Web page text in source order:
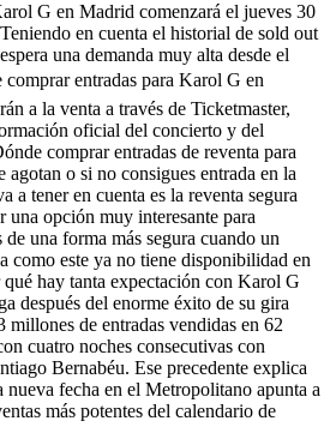
G en Madrid comenzará el jueves 30
en cuenta el historial de sold out
una demanda muy alta desde el
entradas para Karol G en
a la venta a través de Ticketmaster,
oficial del concierto y del
comprar entradas de reventa para
agotan o si no consigues entrada en la
a tener en cuenta es la reventa segura
una opción muy interesante para
una forma más segura cuando un
como este ya no tiene disponibilidad en
hay tanta expectación con Karol G
después del enorme éxito de su gira
millones de entradas vendidas en 62
cuatro noches consecutivas con
Bernabéu. Ese precedente explica
nueva fecha en el Metropolitano apunta a
más potentes del calendario de